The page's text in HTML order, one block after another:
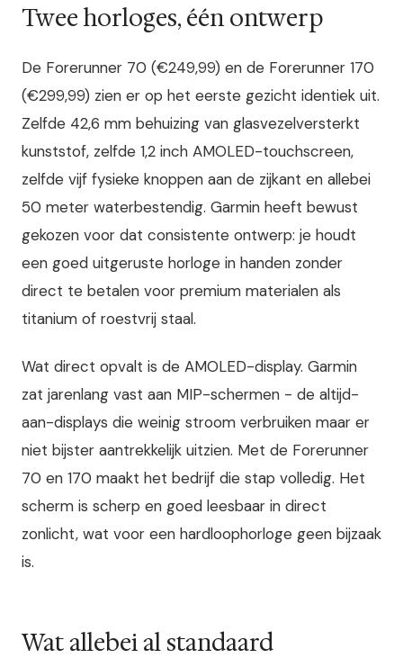
Twee horloges, één ontwerp
De Forerunner 70 (€249,99) en de Forerunner 170
(€299,99) zien er op het eerste gezicht identiek uit.
Zelfde 42,6 mm behuizing van glasvezelversterkt
kunststof, zelfde 1,2 inch AMOLED-touchscreen,
zelfde vijf fysieke knoppen aan de zijkant en allebei
50 meter waterbestendig. Garmin heeft bewust
gekozen voor dat consistente ontwerp: je houdt
een goed uitgeruste horloge in handen zonder
direct te betalen voor premium materialen als
titanium of roestvrij staal.
Wat direct opvalt is de AMOLED-display. Garmin
zat jarenlang vast aan MIP-schermen - de altijd-
aan-displays die weinig stroom verbruiken maar er
niet bijster aantrekkelijk uitzien. Met de Forerunner
70 en 170 maakt het bedrijf die stap volledig. Het
scherm is scherp en goed leesbaar in direct
zonlicht, wat voor een hardloophorloge geen bijzaak
is.
Wat allebei al standaard